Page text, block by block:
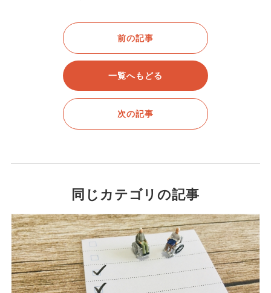
前の記事
一覧へもどる
次の記事
同じカテゴリの記事